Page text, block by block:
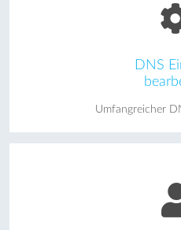
DNS
Umfangreicher